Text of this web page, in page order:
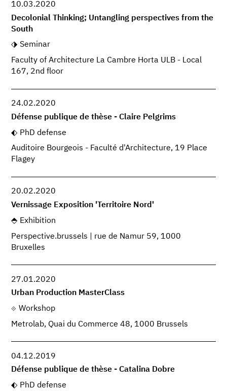
10.03.2020
Decolonial Thinking; Untangling perspectives from the
South
Seminar
Faculty of Architecture La Cambre Horta ULB - Local
167, 2nd floor
24.02.2020
Défense publique de thèse - Claire Pelgrims
PhD defense
Auditoire Bourgeois - Faculté d'Architecture, 19 Place
Flagey
20.02.2020
Vernissage Exposition 'Territoire Nord'
Exhibition
Perspective.brussels | rue de Namur 59, 1000
Bruxelles
27.01.2020
Urban Production MasterClass
Workshop
Metrolab, Quai du Commerce 48, 1000 Brussels
04.12.2019
Défense publique de thèse - Catalina Dobre
PhD defense